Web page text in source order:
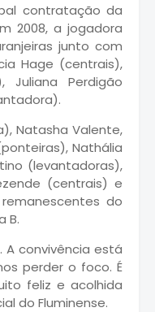
contratação da
2008, a jogadora
junto com
Hage (centrais),
Juliana Perdigão
Natasha Valente,
Nathália
(levantadoras),
(centrais) e
do
B.
convivência está
perder o foco. É
feliz e acolhida
do Fluminense.